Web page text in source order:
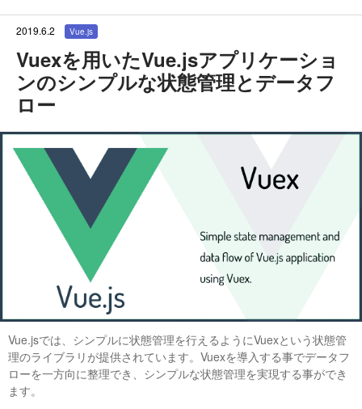
Vuexを用いたVue.jsアプリケーショ
ンのシンプルな状態管理とデータフ
ロー
2019.6.2 Vue.js
Vue.jsでは、シンプルに状態管理を行えるようにVuexという状態管
理のライブラリが提供されています。Vuexを導入する事でデータフ
ローを一方向に整理でき、シンプルな状態管理を実現する事ができ
ます。